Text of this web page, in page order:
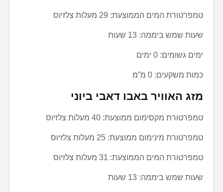
טמפרטורת המים הממוצעת: 29 מעלות צלזיוס
שעות שמש ביממה: 13 שעות
ימים גשומים: 0 ימים
כמות משקעים: 0 מ”מ
מזג האוויר באבו דאבי ביוני
טמפרטורת מקסימום ממוצעת: 40 מעלות צלזיוס
טמפרטורת מינימום ממוצעת: 25 מעלות צלזיוס
טמפרטורת המים הממוצעת: 31 מעלות צלזיוס
שעות שמש ביממה: 13 שעות